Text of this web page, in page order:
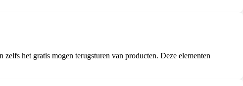
het gratis mogen terugsturen van producten. Deze elementen